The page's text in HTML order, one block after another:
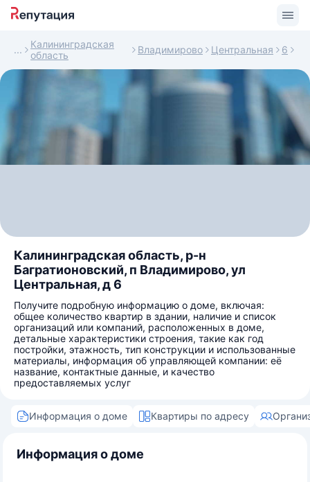
Калининградская
область
Владимирово Центральная 6
Калининградская область, р-н
Багратионовский, п Владимирово, ул
Центральная, д 6
Получите подробную информацию о доме, включая:
общее количество квартир в здании, наличие и список
организаций или компаний, расположенных в доме,
детальные характеристики строения, такие как год
постройки, этажность, тип конструкции и использованные
материалы, информация об управляющей компании: её
название, контактные данные, и качество
предоставляемых услуг
Информация о доме Квартиры по адресу
Информация о доме